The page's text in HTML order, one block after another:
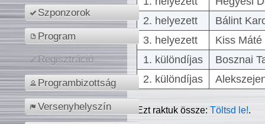
Szponzorok
Program
Regisztráció
Programbizottság
Versenyhelyszín
2. helyezett
Bálint
3. helyezett
Kiss
1. különdíjas
Bosznai
2. különdíjas
Ezt raktuk össze:Töltsd le!.